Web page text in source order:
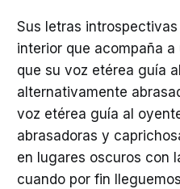
Sus letras
interior que acompaña
que su voz etérea guía
alternativamente
voz etérea guía al
abrasadoras y
en lugares oscuros con
cuando por fin